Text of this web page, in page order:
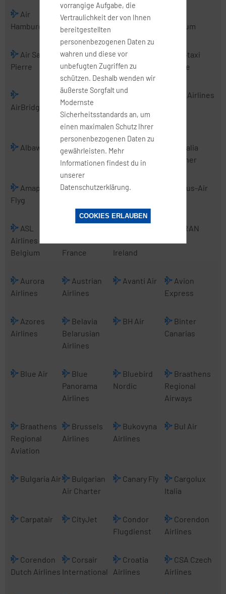
Air
Hamburg
Air Malta
Air
Nostrum
Air Saint-
Pierre
Air Serbia Air Urga
Air-taxi
europe
AirBridgeCargo
Airbus
Transport
International
AirExplore AIS Airlines
Albawings Alidaunia Alitalia
Alitalia
CityLiner
Amapola
Flyg
Anadolujet
Angara
Arcus-Air
ASL
Airlines
Belgium
France
Ireland
ATRAN
Aurora
Airlines
Austrian
Airlines
Avanti Air
Avion
Express
Azores
Airlines
Belavia
Belarusian
Airlines
BH Air
Binter
Canarias
Blue Air
Blue
Panorama
Airlines
Bluebird
Nordic
Braathens
Regional
Airways
Braathens
Regional
Aviation
Brussels
Airlines
Bukovyna
Airlines
Bul Air
Bulgaria Air
Bulgarian
Air Charter
Canary Fly
Cargolux
Italia
Carpatair CityJet
Condor
Flugdienst
Corendon
Airlines
Corendon
Dutch Airlines
Corsair
International
Croatia
Airlines
CSA Czech
Airlines
vorrangige Aufgabe, die
Vertraulichkeit der von Ihnen
bereitgestellten
personenbezogenen Daten zu
wahren und diese vor
unbefugten Zugriffen zu
schützen. Deshalb wenden wir
äußerste Sorgfalt und
Modernste
Sicherheitsstandards an, um
einen maximalen Schutz Ihrer
personenbezogenen Daten zu
gewährleisten. Mehr
Informationen findest du in
unserer
Datenschutzerklärung.
COOKIES ERLAUBEN